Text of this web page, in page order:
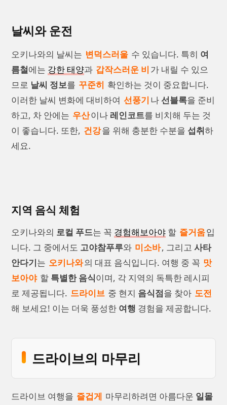
날씨와 운전
오키나와의 날씨는 변덕스러울 수 있습니다. 특히 여
름철에는 강한 태양과 갑작스러운 비 가 내릴 수 있으
므로 날씨 정보를 꾸준히 확인하는 것이 중요합니다.
이러한 날씨 변화에 대비하여 선풍기 나선블록을 준비
하고, 차 안에는 우산이나 레인코트를 비치해 두는 것
이 좋습니다. 또한, 건강을 위해 충분한 수분을 섭취하
세요.
지역 음식 체험
오키나와의 로컬 푸드는 꼭 경험해보아야 할 즐거움입
니다. 그 중에서도 고야참푸루와 미소바, 그리고 사타
안다기는 오키나와의 대표 음식입니다. 여행 중 꼭 맛
보아야 할 특별한 음식이며, 각 지역의 독특한 레시피
로 제공됩니다. 드라이브 중 현지 음식점을 찾아 도전
해 보세요! 이는 더욱 풍성한 여행 경험을 제공합니다.
드라이브의 마무리
드라이브 여행을 즐겁게 마무리하려면 아름다운 일몰